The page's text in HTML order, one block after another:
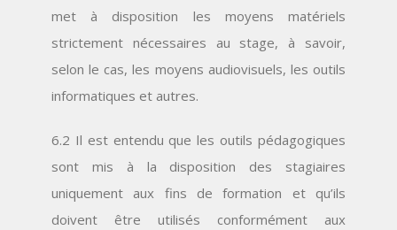
met à disposition les moyens matériels
strictement nécessaires au stage, à savoir,
selon le cas, les moyens audiovisuels, les outils
informatiques et autres.
6.2 Il est entendu que les outils pédagogiques
sont mis à la disposition des stagiaires
uniquement aux fins de formation et qu’ils
doivent être utilisés conformément aux